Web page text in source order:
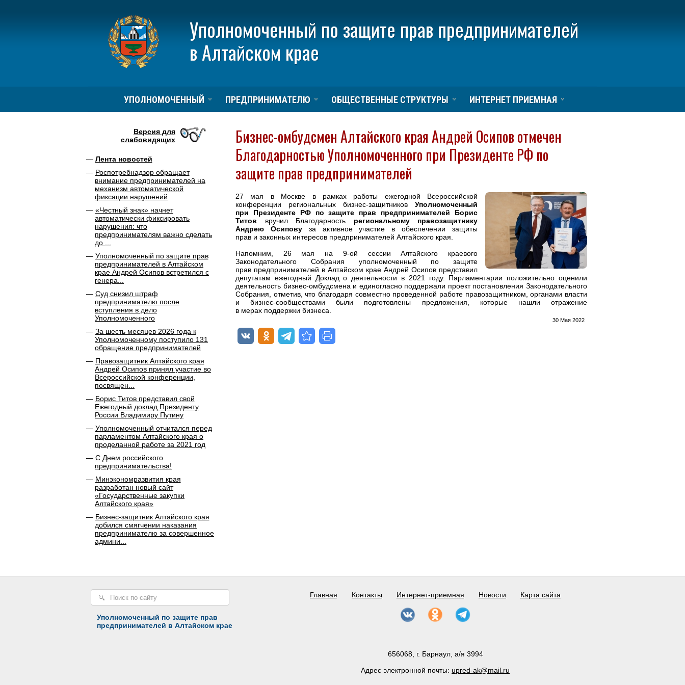
Уполномоченный по защите прав предпринимателей
в Алтайском крае
УПОЛНОМОЧЕННЫЙ ПРЕДПРИНИМАТЕЛЮ ОБЩЕСТВЕННЫЕ СТРУКТУРЫ ИНТЕРНЕТ ПРИЕМНАЯ
Версия для
слабовидящих
Лента новостей
Роспотребнадзор обращает
внимание предпринимателей на
механизм автоматической
фиксации нарушений
«Честный знак» начнет
автоматически фиксировать
нарушения: что
предпринимателям важно сделать
до ...
Уполномоченный по защите прав
предпринимателей в Алтайском
крае Андрей Осипов встретился с
генера...
Суд снизил штраф
предпринимателю после
вступления в дело
Уполномоченного
За шесть месяцев 2026 года к
Уполномоченному поступило 131
обращение предпринимателей
Правозащитник Алтайского края
Андрей Осипов принял участие во
Всероссийской конференции,
посвящен...
Борис Титов представил свой
Ежегодный доклад Президенту
России Владимиру Путину
Уполномоченный отчитался перед
парламентом Алтайского края о
проделанной работе за 2021 год
С Днем российского
предпринимательства!
Минэкономразвития края
разработан новый сайт
«Государственные закупки
Алтайского края»
Бизнес-защитник Алтайского края
добился смягчении наказания
предпринимателю за совершенное
админи...
Бизнес-омбудсмен Алтайского края Андрей Осипов отмечен
Благодарностью Уполномоченного при Президенте РФ по
защите прав предпринимателей
27 мая в Москве в рамках работы ежегодной Всероссийской
конференции региональных бизнес-защитников Уполномоченный
при Президенте РФ по защите прав предпринимателей Бориc
Титов вручил Благодарность региональному правозащитнику
Андрею Осиповуза активное участие в обеспечении защиты
прав и законных интересов предпринимателей Алтайского края.
Напомним, 26 мая на 9-ой сессии Алтайского краевого
Законодательного Собрания уполномоченный по защите
прав предпринимателей в Алтайском крае Андрей Осипов представил
депутатам ежегодный Доклад о деятельности в 2021 году. Парламентарии положительно оценили
деятельность бизнес-омбудсмена и единогласно поддержали проект постановления Законодательного
Собрания, отметив, что благодаря совместно проведенной работе правозащитником, органами власти
и бизнес-сообществами были подготовлены предложения, которые нашли отражение
в мерах поддержки бизнеса.
30 Мая 2022
Уполномоченный по защите прав
предпринимателей в Алтайском крае
Главная Контакты Интернет-приемная Новости Карта сайта
656068, г. Барнаул, а/я 3994
Адрес электронной почты: upred-ak@mail.ru